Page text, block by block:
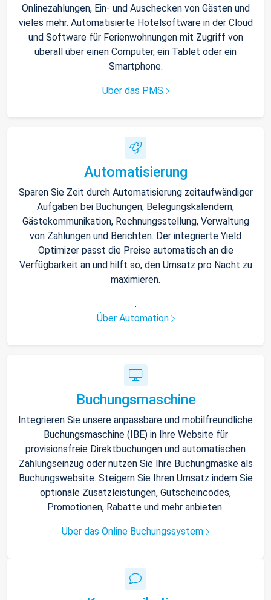
Onlinezahlungen, Ein- und Auschecken von Gästen und
vieles mehr. Automatisierte Hotelsoftware in der Cloud
und Software für Ferienwohnungen mit Zugriff von
überall über einen Computer, ein Tablet oder ein
Smartphone.
Über das PMS
Automatisierung
Sparen Sie Zeit durch Automatisierung zeitaufwändiger
Aufgaben bei Buchungen, Belegungskalendern,
Gästekommunikation, Rechnungsstellung, Verwaltung
von Zahlungen und Berichten. Der integrierte Yield
Optimizer passt die Preise automatisch an die
Verfügbarkeit an und hilft so, den Umsatz pro Nacht zu
maximieren.
.
Über Automation
Buchungsmaschine
Integrieren Sie unsere anpassbare und mobilfreundliche
Buchungsmaschine (IBE) in Ihre Website für
provisionsfreie Direktbuchungen und automatischen
Zahlungseinzug oder nutzen Sie Ihre Buchungmaske als
Buchungswebsite. Steigern Sie Ihren Umsatz indem Sie
optionale Zusatzleistungen, Gutscheincodes,
Promotionen, Rabatte und mehr anbieten.
Über das Online Buchungssystem